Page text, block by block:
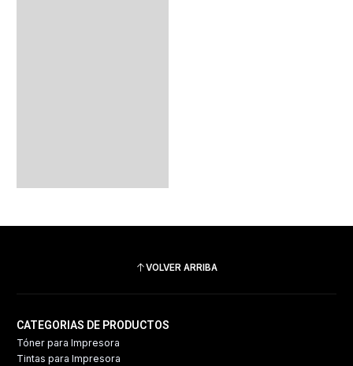
VOLVER ARRIBA
CATEGORIAS DE PRODUCTOS
Tóner para Impresora
Tintas para Impresora